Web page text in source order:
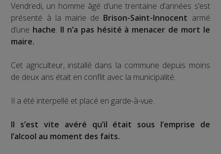
Vendredi, un homme âgé d’une trentaine d’années s’est
présenté à la mairie de Brison-Saint-Innocent armé
d’une hache. Il n’a pas hésité à menacer de mort le
maire.
Cet agriculteur, installé dans la commune depuis moins
de deux ans était en conflit avec la municipalité.
Il a été interpellé et placé en garde-à-vue.
Il s’est vite avéré qu’il était sous l’emprise de
l’alcool au moment des faits.